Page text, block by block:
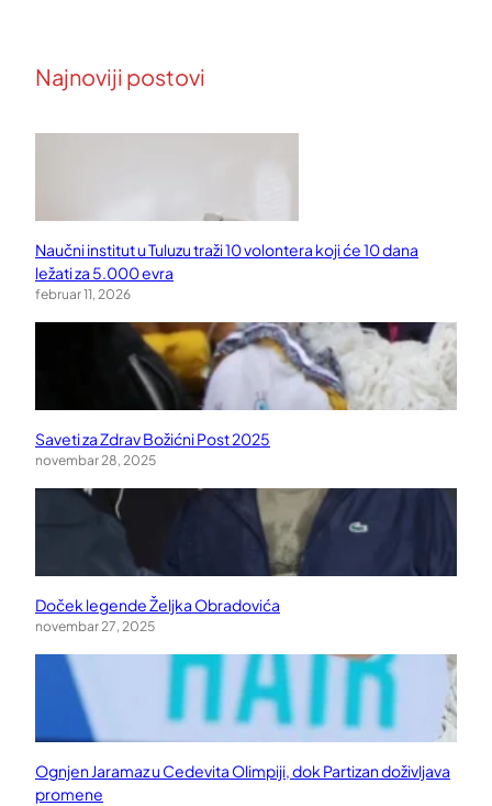
Najnoviji postovi
Naučni institut u Tuluzu traži 10 volontera koji će 10 dana
ležati za 5.000 evra
februar 11, 2026
Saveti za Zdrav Božićni Post 2025
novembar 28, 2025
Doček legende Željka Obradovića
novembar 27, 2025
Ognjen Jaramaz u Cedevita Olimpiji, dok Partizan doživljava
promene